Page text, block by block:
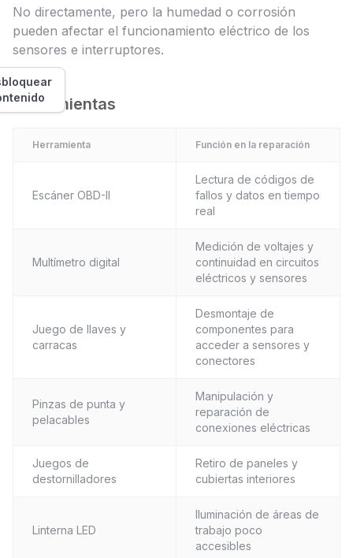
No directamente, pero la humedad o corrosión
pueden afectar el funcionamiento eléctrico de los
sensores e interruptores.
Herramientas
Herramienta Función en la reparación
Escáner OBD-II
Lectura de códigos de
fallos y datos en tiempo
real
Multímetro digital
Medición de voltajes y
continuidad en circuitos
eléctricos y sensores
Juego de llaves y
carracas
Desmontaje de
componentes para
acceder a sensores y
conectores
Pinzas de punta y
pelacables
Manipulación y
reparación de
conexiones eléctricas
Juegos de
destornilladores
Retiro de paneles y
cubiertas interiores
Linterna LED
Iluminación de áreas de
trabajo poco
accesibles